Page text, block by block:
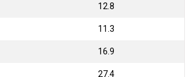
12.8
11.3
16.9
27.4